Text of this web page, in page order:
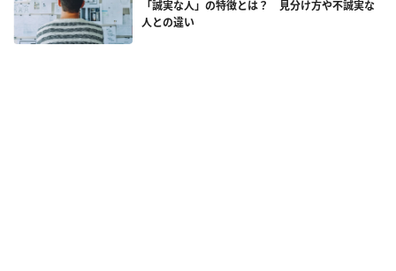
「誠実な人」の特徴とは？ 見分け方や不誠実な
人との違い